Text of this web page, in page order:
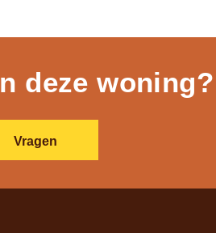
deze woning?
Vragen